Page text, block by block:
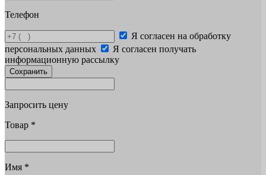
Телефон
Я согласен на обработку
персональных данных
Я согласен получать
информационную рассылку
Сохранить
Запросить цену
Товар *
Имя *